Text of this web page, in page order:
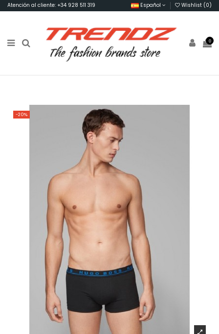
Atención al cliente: +34 928 511 319 Español Wishlist (0)
0
-20%